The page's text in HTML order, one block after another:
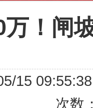
！闸
15
次数